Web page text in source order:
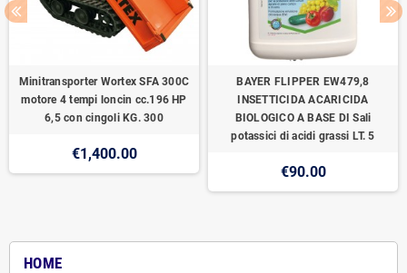
HOME
Minitransporter Wortex SFA 300C
motore 4 tempi loncin cc.196 HP
6,5 con cingoli KG. 300
€1,400.00
BAYER FLIPPER EW479,8
INSETTICIDA ACARICIDA
BIOLOGICO A BASE DI Sali
potassici di acidi grassi LT. 5
€90.00